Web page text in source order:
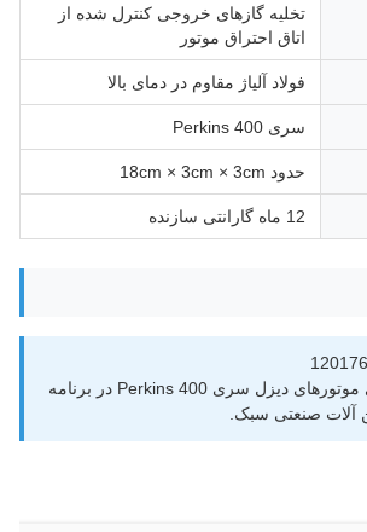
تخلیه گازهای خروجی کنترل شده از
اتاق احتراق موتور
فولاد آلیاژ مقاوم در دمای بالا
سری Perkins 400
حدود 18cm × 3cm × 3cm
12 ماه گارانتی سازنده
نصب تایید شده برای موتورهای دیزل سری Perkins 400 در برنامه
آلات صنعتی سبک.